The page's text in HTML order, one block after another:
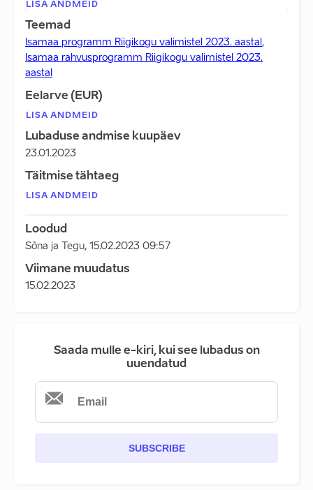
LISA ANDMEID
Teemad
Isamaa programm Riigikogu valimistel 2023. aastal ,
Isamaa rahvusprogramm Riigikogu valimistel 2023.
aastal
Eelarve (EUR)
LISA ANDMEID
Lubaduse andmise kuupäev
23.01.2023
Täitmise tähtaeg
LISA ANDMEID
Loodud
Sõna ja Tegu, 15.02.2023 09:57
Viimane muudatus
15.02.2023
Saada mulle e-kiri, kui see lubadus on
uuendatud
SUBSCRIBE